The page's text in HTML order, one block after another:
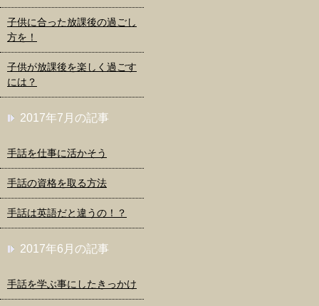
子供に合った放課後の過ごし
方を！
子供が放課後を楽しく過ごす
には？
2017年7月の記事
手話を仕事に活かそう
手話の資格を取る方法
手話は英語だと違うの！？
2017年6月の記事
手話を学ぶ事にしたきっかけ